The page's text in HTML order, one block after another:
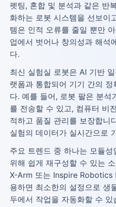
펫팅, 혼합 및 분석과 같은 반
화하는 로봇 시스템을 선보이
템은 인적 오류를 줄일 뿐만
업에서 벗어나 창의성과 해석
다.
최신 실험실 로봇은 AI 기반
랫폼과 통합되어 기기 간의
다. 예를 들어, 로봇 팔은 분석
를 전송할 수 있고, 컴퓨터 비
적하고 품질 관리를 보장합니
실험의 데이터가 실시간으로
주요 트렌드 중 하나는 모듈
위해 쉽게 재구성할 수 있는
X-Arm 또는 Inspire Robotics
용하면 최소한의 설정으로 생
두에서 작업을 자동화할 수 있